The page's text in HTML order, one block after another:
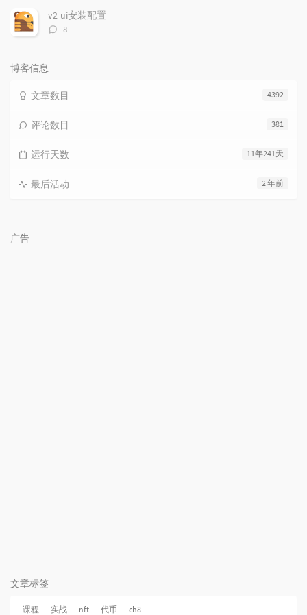
数：
v2-ui安装配置
评
8
博客信息
4392
文章数目
381
评论数目
11年241天
运行天数
2 年前
最后活动
广告
文章标签
课程 实战 nft 代币 ch8